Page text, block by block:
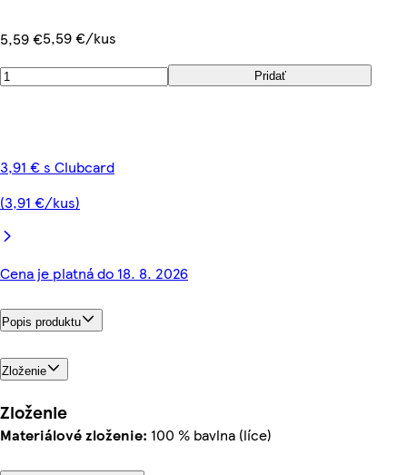
5,59 €5,59 €/kus
Pridať
3,91 € s Clubcard
(3,91 €/kus)
Cena je platná do 18. 8. 2026
Popis produktu
Zloženie
Zloženie
Materiálové zloženie: 100 % bavlna (líce)